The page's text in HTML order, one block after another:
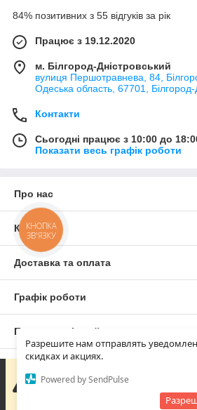
Разрешите нам отправлять
скидках и акциях.
Powered by SendPulse
84% позитивних з 55 відгуків за рік
Працює з 19.12.2020
м. Білгород-Дністровський
вулиця Першотравнева, 84,
Одеська область, 67701, Білгород-
Контакти
Сьогодні працює з 10:00 до
Показати весь графік роботи
Про нас
Контакти
Доставка та оплата
Графік роботи
Повна версія сайту
Сейчас компания не может
сообщения, поскольку по ее
выходной. Ваша заявка будет
КНОПКА
ЗВ'ЯЗКУ